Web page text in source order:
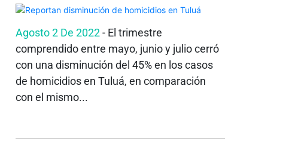
Agosto 2 De 2022- El trimestre
comprendido entre mayo, junio y julio cerró
con una disminución del 45% en los casos
de homicidios en Tuluá, en comparación
con el mismo...